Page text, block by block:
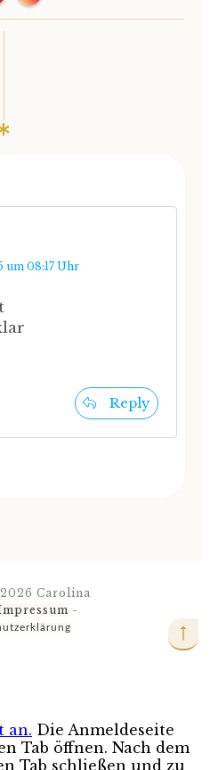
um 08:17 Uhr
Reply
2026 Carolina
-
an. Die Anmeldeseite
Tab öffnen. Nach dem
Tab schließen und zu